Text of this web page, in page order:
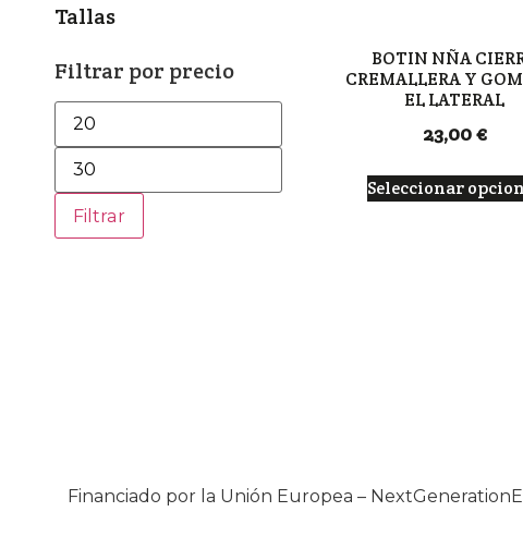
Tallas
Filtrar por precio
Filtrar
BOTIN NÑA
CREMALLERA Y
EL LATERAL
23,00€
Seleccionar
Financiado por la Unión Europea –